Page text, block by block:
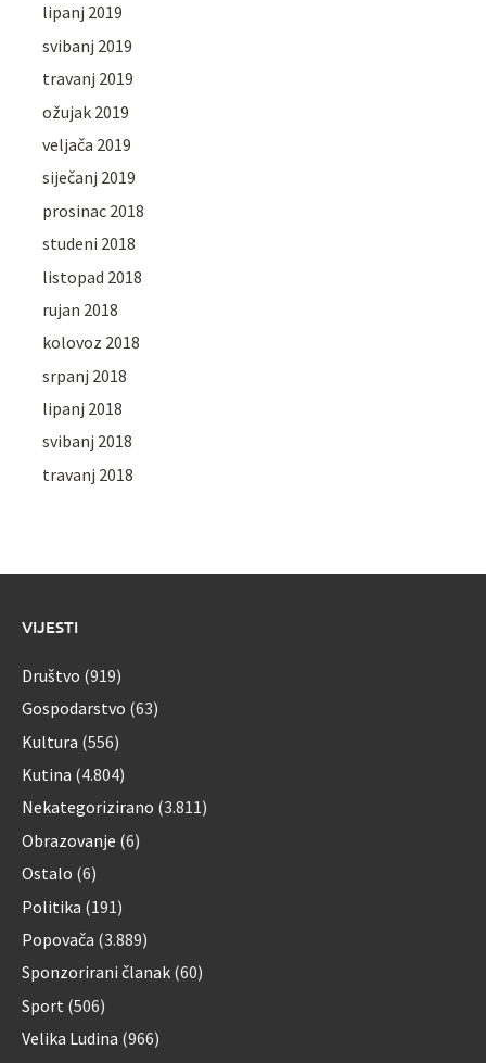
lipanj 2019
svibanj 2019
travanj 2019
ožujak 2019
veljača 2019
siječanj 2019
prosinac 2018
studeni 2018
listopad 2018
rujan 2018
kolovoz 2018
srpanj 2018
lipanj 2018
svibanj 2018
travanj 2018
VIJESTI
Društvo (919)
Gospodarstvo (63)
Kultura (556)
Kutina (4.804)
Nekategorizirano (3.811)
Obrazovanje (6)
Ostalo (6)
Politika (191)
Popovača (3.889)
Sponzorirani članak (60)
Sport (506)
Velika Ludina (966)